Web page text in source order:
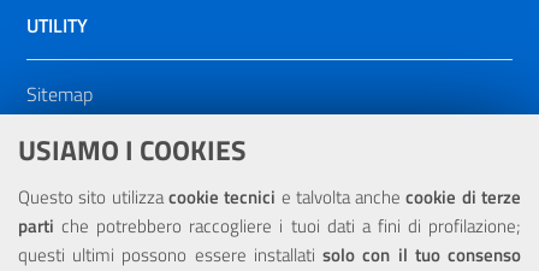
USIAMO I COOKIES
Questo sito utilizzacookie tecnici e talvolta anchecookie di terze
parti che potrebbero raccogliere i tuoi dati a fini di profilazione;
questi ultimi possono essere installatisolo con il tuo consenso
UTILITY
Sitemap
Dichiarazione di accessibilità
NOTE LEGALI
Privacy